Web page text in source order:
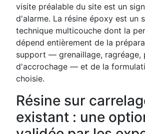
visite préalable du site est un
d'alarme. La résine époxy est un
technique multicouche dont la
dépend entièrement de la
support — grenaillage, ragréage,
d'accrochage — et de la
choisie.
Résine sur
existant : une